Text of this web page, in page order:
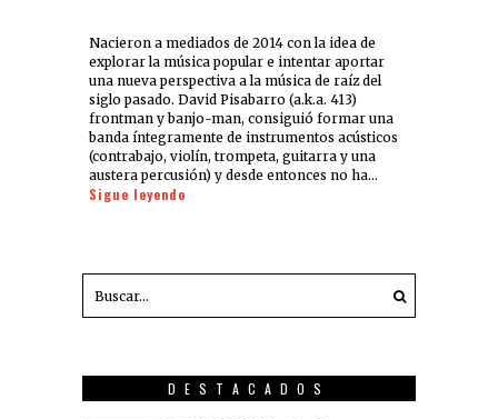
Nacieron a mediados de 2014 con la idea de
explorar la música popular e intentar aportar
una nueva perspectiva a la música de raíz del
siglo pasado. David Pisabarro (a.k.a. 413)
frontman y banjo-man, consiguió formar una
banda íntegramente de instrumentos acústicos
(contrabajo, violín, trompeta, guitarra y una
austera percusión) y desde entonces no ha…
Sigue leyendo
DESTACADOS